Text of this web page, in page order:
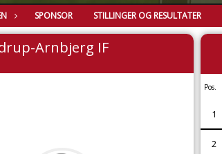
SPONSOR STILLINGER OG RESULTATER
Arnbjerg IF
Pos.
1
2